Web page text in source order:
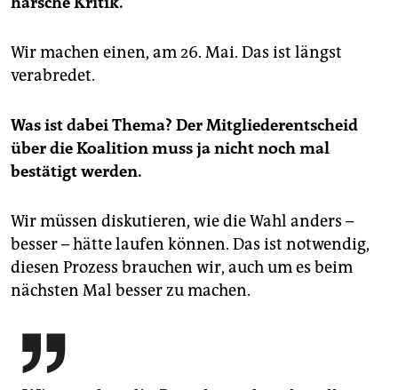
Wir machen einen, am 26. Mai. Das ist längst
verabredet.
Was ist dabei Thema? Der Mitgliederentscheid
über die Koalition muss ja nicht noch mal
bestätigt werden.
Wir müssen diskutieren, wie die Wahl anders –
besser – hätte laufen können. Das ist notwendig,
diesen Prozess brauchen wir, auch um es beim
nächsten Mal besser zu machen.
